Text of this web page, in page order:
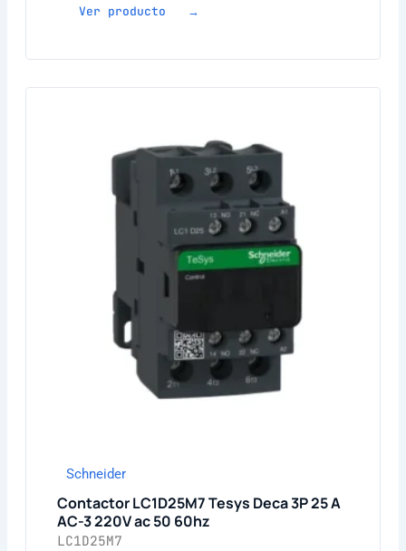
Ver producto →
Schneider
Contactor LC1D25M7 Tesys Deca 3P 25 A
AC-3 220V ac 50 60hz
LC1D25M7